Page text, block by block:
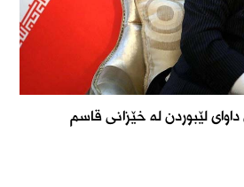
لێبوردن لە خێزانی قاسم